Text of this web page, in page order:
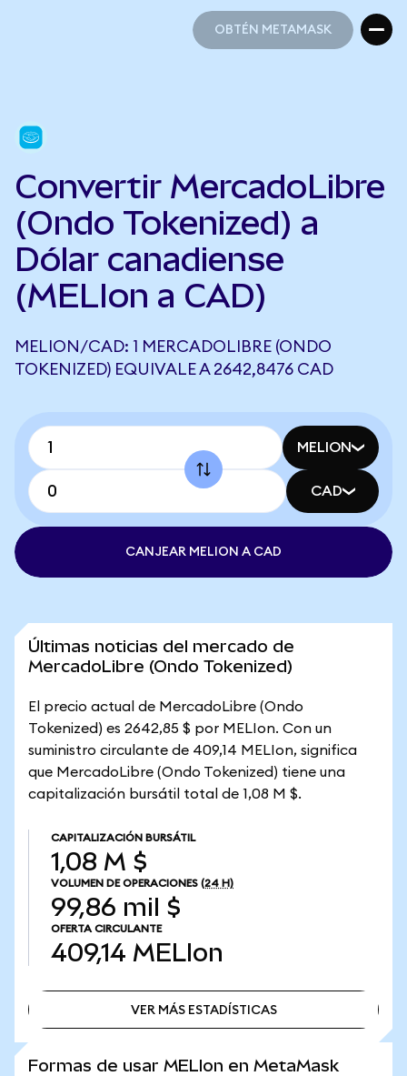
OBTÉN METAMASK
Convertir MercadoLibre
(Ondo Tokenized) a
Dólar canadiense
(MELIon a CAD)
MELION/CAD: 1 MERCADOLIBRE (ONDO
TOKENIZED) EQUIVALE A 2642,8476 CAD
MELION
CAD
CANJEAR MELION A CAD
Últimas noticias del mercado de
MercadoLibre (Ondo Tokenized)
El precio actual de MercadoLibre (Ondo
Tokenized) es 2642,85 $ por MELIon. Con un
suministro circulante de 409,14 MELIon, significa
que MercadoLibre (Ondo Tokenized) tiene una
capitalización bursátil total de 1,08 M $.
CAPITALIZACIÓN BURSÁTIL
1,08 M $
VOLUMEN DE OPERACIONES (24 H)
99,86 mil $
OFERTA CIRCULANTE
409,14 MELIon
VER MÁS ESTADÍSTICAS
Formas de usar MELIon en MetaMask